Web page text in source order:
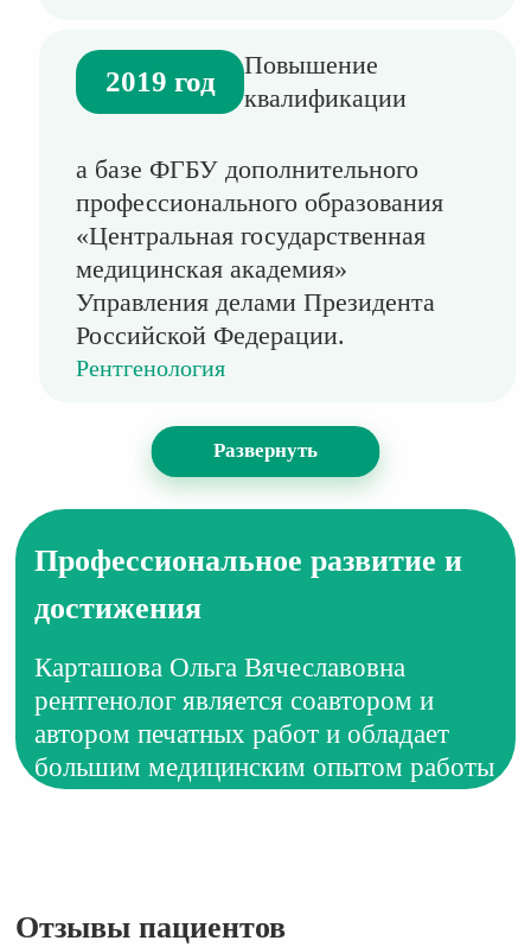
2019 год
Повышение
квалификации
а базе ФГБУ дополнительного
профессионального образования
«Центральная государственная
медицинская академия»
Управления делами Президента
Российской Федерации.
Рентгенология
Развернуть
Профессиональное развитие и
достижения
Карташова Ольга Вячеславовна
рентгенолог является соавтором и
автором печатных работ и обладает
большим медицинским опытом работы
Отзывы пациентов